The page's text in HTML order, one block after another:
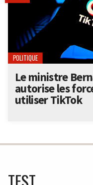
POLITIQUE
Le ministre
autorise les
utiliser TikTok